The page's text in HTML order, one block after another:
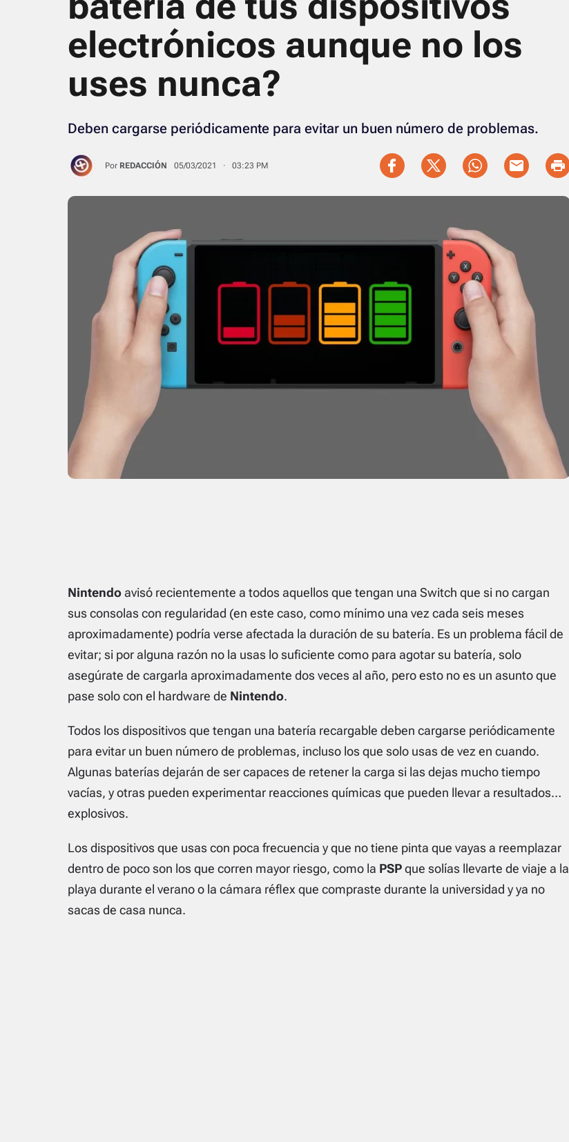
electrónicos aunque no los
uses nunca?
Deben cargarse periódicamente para evitar un buen número de problemas.
Por REDACCIÓN 05/03/2021 · 03:23 PM
Nintendoavisó recientemente a todos aquellos que tengan una Switch que si no cargan
sus consolas con regularidad (en este caso, como mínimo una vez cada seis meses
aproximadamente) podría verse afectada la duración de su batería. Es un problema fácil de
evitar; si por alguna razón no la usas lo suficiente como para agotar su batería, solo
asegúrate de cargarla aproximadamente dos veces al año, pero esto no es un asunto que
pase solo con el hardware de Nintendo.
Todos los dispositivos que tengan una batería recargable deben cargarse periódicamente
para evitar un buen número de problemas, incluso los que solo usas de vez en cuando.
Algunas baterías dejarán de ser capaces de retener la carga si las dejas mucho tiempo
vacías, y otras pueden experimentar reacciones químicas que pueden llevar a resultados…
explosivos.
Los dispositivos que usas con poca frecuencia y que no tiene pinta que vayas a reemplazar
dentro de poco son los que corren mayor riesgo, como la PSPque solías llevarte de viaje a la
playa durante el verano o la cámara réflex que compraste durante la universidad y ya no
sacas de casa nunca.